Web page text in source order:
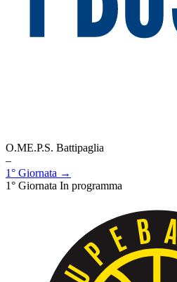
O.ME.P.S. Battipaglia
–
1° Giornata →
1° Giornata In programma